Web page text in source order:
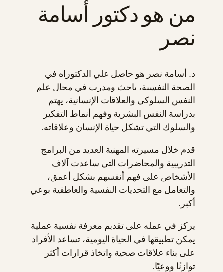
من هو دكتور أسامة
نصر
د. أسامة نصر هو حاصل علي الدكتوراه في
الصحة النفسية، باحث ومدرب في مجال علم
النفس السلوكي والعلاقات الإنسانية، يهتم
بدراسة النفس البشرية وفهم أنماط التفكير
والسلوك التي تشكل حياة الإنسان وعلاقاته.
قدم خلال مسيرته المهنية العديد من البرامج
التدريبية والمحاضرات التي ساعدت آلاف
الأشخاص على فهم أنفسهم بشكل أعمق،
والتعامل مع التحديات النفسية والعاطفية بوعي
أكبر.
يركز في عمله على تقديم معرفة نفسية عملية
يمكن تطبيقها في الحياة اليومية، تساعد الأفراد
على بناء علاقات صحية واتخاذ قرارات أكثر
توازنًا ووعيًا.